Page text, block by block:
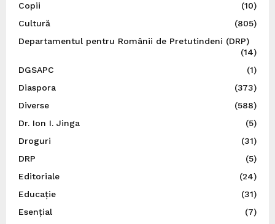
Copii
(10)
Cultură
(805)
Departamentul pentru Românii de Pretutindeni (DRP)
(14)
DGSAPC
(1)
Diaspora
(373)
Diverse
(588)
Dr. Ion I. Jinga
(5)
Droguri
(31)
DRP
(5)
Editoriale
(24)
Educație
(31)
Esențial
(7)